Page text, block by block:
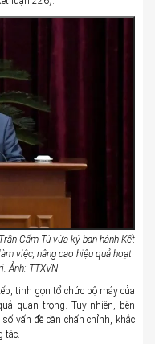
Cẩm Tú vừa ký ban hành Kết
việc, nâng cao hiệu quả hoạt
Ảnh: TTXVN
tinh gọn tổ chức bộ máy của
quan trọng. Tuy nhiên, bên
vấn đề cần chấn chỉnh, khắc
tác.